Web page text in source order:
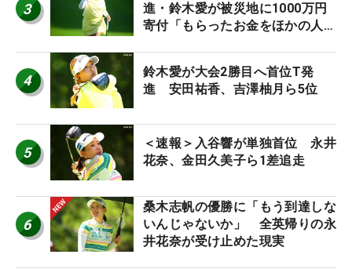
3
進・鈴木愛が被災地に1000万円
寄付「もらったお金をほかの人
4
鈴木愛が大会2勝目へ首位T発
進 安田祐香、吉澤柚月ら5位
5
＜速報＞入谷響が単独首位 永井
花奈、金田久美子ら1差追走
6
桑木志帆の優勝に「もう到達しな
いんじゃないか」 全英帰りの永
井花奈が受け止めた現実